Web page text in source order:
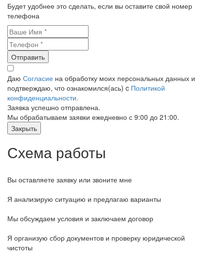
Будет удобнее это сделать, если вы оставите свой номер
телефона
Отправить
Даю Согласие на обработку моих персональных данных и
подтверждаю, что ознакомился(ась) c Политикой
конфиденциальности.
Заявка успешно отправлена.
Мы обрабатываем заявки ежедневно с 9:00 до 21:00.
Закрыть
Схема работы
Вы оставляете заявку или звоните мне
Я анализирую ситуацию и предлагаю варианты
Мы обсуждаем условия и заключаем договор
Я организую сбор документов и проверку юридической
чистоты